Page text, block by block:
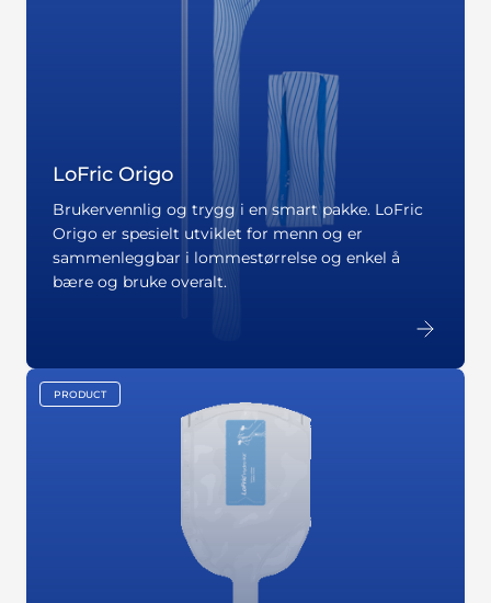
LoFric Origo
Brukervennlig og trygg i en smart pakke. LoFric
Origo er spesielt utviklet for menn og er
sammenleggbar i lommestørrelse og enkel å
bære og bruke overalt.
key:global.content-type:
PRODUCT